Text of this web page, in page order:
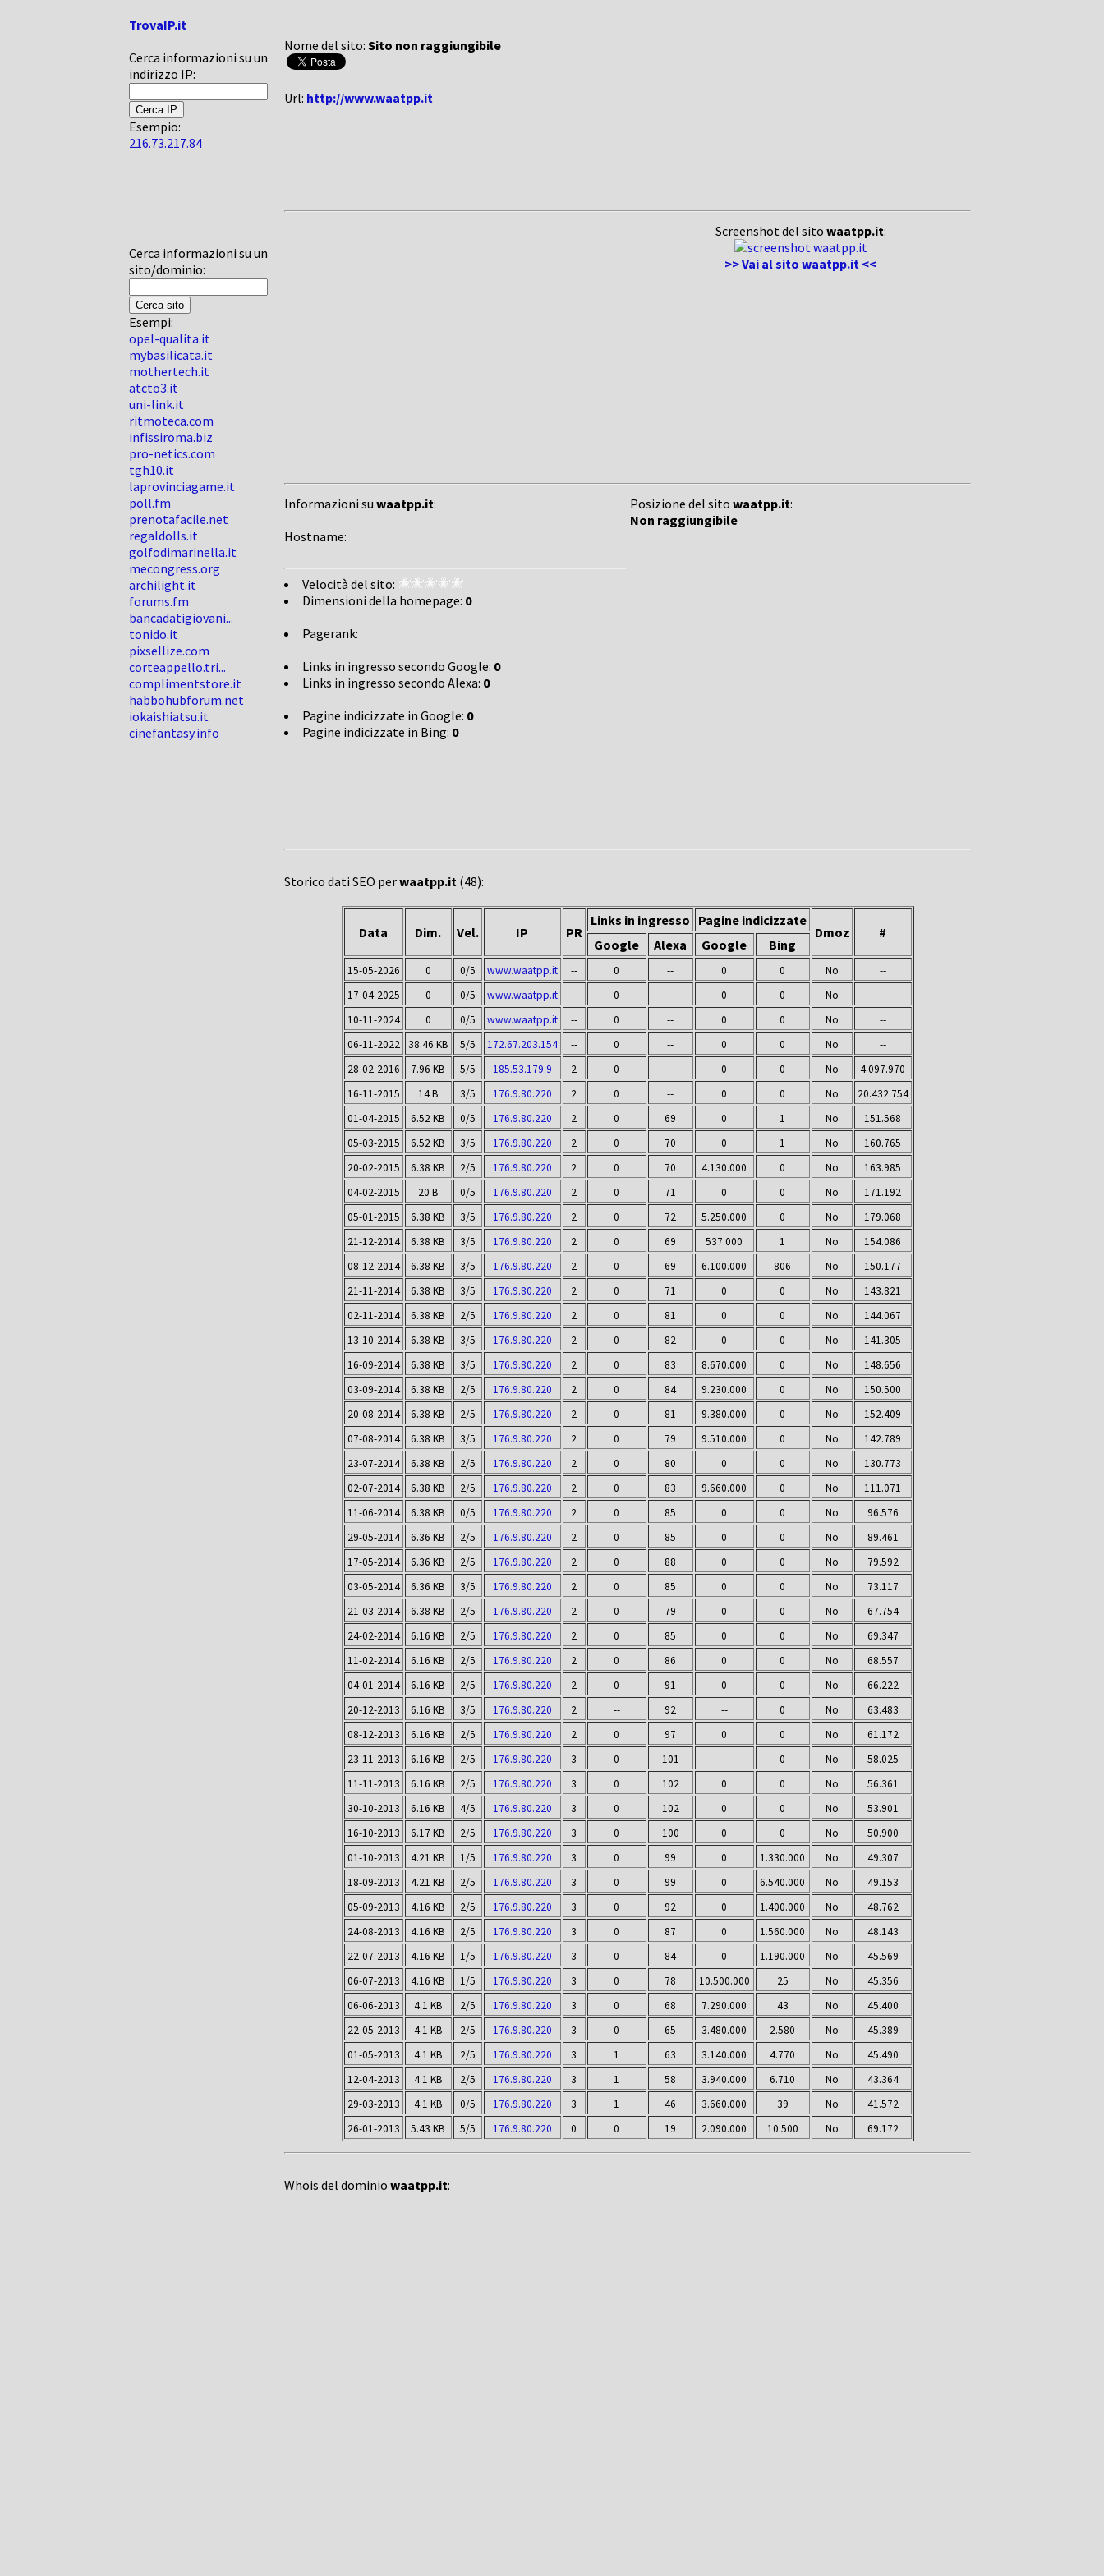
TrovaIP.it
Cerca informazioni su un
indirizzo IP:
Esempio:
216.73.217.84
Cerca informazioni su un
sito/dominio:
Esempi:
opel-qualita.it
mybasilicata.it
mothertech.it
atcto3.it
uni-link.it
ritmoteca.com
infissiroma.biz
pro-netics.com
tgh10.it
laprovinciagame.it
poll.fm
prenotafacile.net
regaldolls.it
golfodimarinella.it
mecongress.org
archilight.it
forums.fm
bancadatigiovani...
tonido.it
pixsellize.com
corteappello.tri...
complimentstore.it
habbohubforum.net
iokaishiatsu.it
cinefantasy.info
Nome del sito: Sito non raggiungibile
Url: http://www.waatpp.it
Screenshot del sito waatpp.it:
>> Vai al sito waatpp.it <<
Informazioni su waatpp.it:
Hostname:
Velocità del sito:
Dimensioni della homepage: 0
Pagerank:
Links in ingresso secondo Google: 0
Links in ingresso secondo Alexa: 0
Pagine indicizzate in Google: 0
Pagine indicizzate in Bing: 0
Posizione del sito waatpp.it:
Non raggiungibile
Storico dati SEO perwaatpp.it (48):
Data Dim. Vel. IP PR
Links in ingresso Pagine indicizzate
Dmoz #
Google Alexa Google Bing
15-05-2026 0 0/5 www.waatpp.it -- 0 -- 0 0 No
--
17-04-2025
0 0/5 www.waatpp.it -- 0 -- 0 0 No
--
10-11-2024
0 0/5 www.waatpp.it -- 0 -- 0 0 No
--
06-11-2022
38.46 KB 5/5 172.67.203.154 -- 0 -- 0 0 No
--
28-02-2016
7.96 KB 5/5 185.53.179.9 2 0 -- 0 0 No
4.097.970
16-11-2015
14 B 3/5 176.9.80.220 2 0 -- 0 0 No
20.432.754
01-04-2015
6.52 KB 0/5 176.9.80.220 2 0 69 0 1 No
151.568
05-03-2015
6.52 KB 3/5 176.9.80.220 2 0 70 0 1 No
160.765
20-02-2015
6.38 KB 2/5 176.9.80.220 2 0 70 4.130.000 0 No
163.985
04-02-2015
20 B 0/5 176.9.80.220 2 0 71 0 0 No
171.192
05-01-2015
6.38 KB 3/5 176.9.80.220 2 0 72 5.250.000 0 No
179.068
21-12-2014
6.38 KB 3/5 176.9.80.220 2 0 69 537.000 1 No
154.086
08-12-2014
6.38 KB 3/5 176.9.80.220 2 0 69 6.100.000 806 No
150.177
21-11-2014
6.38 KB 3/5 176.9.80.220 2 0 71 0 0 No
143.821
02-11-2014
6.38 KB 2/5 176.9.80.220 2 0 81 0 0 No
144.067
13-10-2014
6.38 KB 3/5 176.9.80.220 2 0 82 0 0 No
141.305
16-09-2014
6.38 KB 3/5 176.9.80.220 2 0 83 8.670.000 0 No
148.656
03-09-2014
6.38 KB 2/5 176.9.80.220 2 0 84 9.230.000 0 No
150.500
20-08-2014
6.38 KB 2/5 176.9.80.220 2 0 81 9.380.000 0 No
152.409
07-08-2014
6.38 KB 3/5 176.9.80.220 2 0 79 9.510.000 0 No
142.789
23-07-2014
6.38 KB 2/5 176.9.80.220 2 0 80 0 0 No
130.773
02-07-2014
6.38 KB 2/5 176.9.80.220 2 0 83 9.660.000 0 No
111.071
11-06-2014
6.38 KB 0/5 176.9.80.220 2 0 85 0 0 No
96.576
29-05-2014
6.36 KB 2/5 176.9.80.220 2 0 85 0 0 No
89.461
17-05-2014
6.36 KB 2/5 176.9.80.220 2 0 88 0 0 No
79.592
03-05-2014
6.36 KB 3/5 176.9.80.220 2 0 85 0 0 No
73.117
21-03-2014
6.38 KB 2/5 176.9.80.220 2 0 79 0 0 No
67.754
24-02-2014
6.16 KB 2/5 176.9.80.220 2 0 85 0 0 No
69.347
11-02-2014
6.16 KB 2/5 176.9.80.220 2 0 86 0 0 No
68.557
04-01-2014
6.16 KB 2/5 176.9.80.220 2 0 91 0 0 No
66.222
20-12-2013
6.16 KB 3/5 176.9.80.220 2 -- 92 -- 0 No
63.483
08-12-2013
6.16 KB 2/5 176.9.80.220 2 0 97 0 0 No
61.172
23-11-2013
6.16 KB 2/5 176.9.80.220 3 0 101 -- 0 No
58.025
11-11-2013
6.16 KB 2/5 176.9.80.220 3 0 102 0 0 No
56.361
30-10-2013
6.16 KB 4/5 176.9.80.220 3 0 102 0 0 No
53.901
16-10-2013
6.17 KB 2/5 176.9.80.220 3 0 100 0 0 No
50.900
01-10-2013
4.21 KB 1/5 176.9.80.220 3 0 99 0 1.330.000 No
49.307
18-09-2013
4.21 KB 2/5 176.9.80.220 3 0 99 0 6.540.000 No
49.153
05-09-2013
4.16 KB 2/5 176.9.80.220 3 0 92 0 1.400.000 No
48.762
24-08-2013
4.16 KB 2/5 176.9.80.220 3 0 87 0 1.560.000 No
48.143
22-07-2013
4.16 KB 1/5 176.9.80.220 3 0 84 0 1.190.000 No
45.569
06-07-2013
4.16 KB 1/5 176.9.80.220 3 0 78 10.500.000 25 No
45.356
06-06-2013
4.1 KB 2/5 176.9.80.220 3 0 68 7.290.000 43 No
45.400
22-05-2013
4.1 KB 2/5 176.9.80.220 3 0 65 3.480.000 2.580 No
45.389
01-05-2013
4.1 KB 2/5 176.9.80.220 3 1 63 3.140.000 4.770 No
45.490
12-04-2013
4.1 KB 2/5 176.9.80.220 3 1 58 3.940.000 6.710 No
43.364
29-03-2013
4.1 KB 0/5 176.9.80.220 3 1 46 3.660.000 39 No
41.572
26-01-2013
5.43 KB 5/5 176.9.80.220 0 0 19 2.090.000 10.500 No 69.172
Whois del dominio waatpp.it: